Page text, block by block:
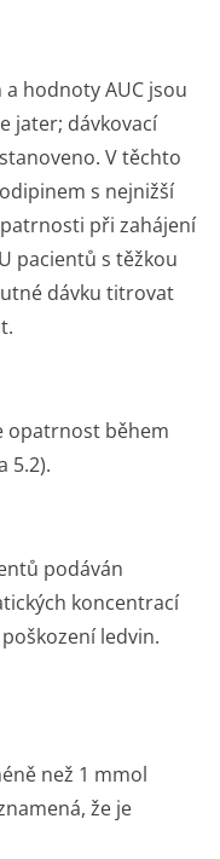
hodnoty AUC jsou
jater; dávkovací
V těchto
s nejnižší
při zahájení
pacientů s těžkou
dávku titrovat
opatrnost během
5.2).
podáván
koncentrací
ledvin.
než 1 mmol
že je